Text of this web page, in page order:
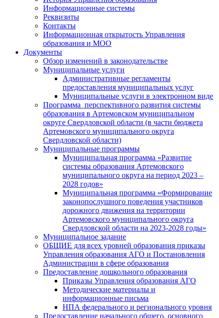
Информационные системы
Реквизиты
Контакты
Информационная открытость Управления
образования и МОО
Документы
Обзор изменений в законодательстве
Муниципальные услуги
Административные регламенты
предоставления муниципальных услуг
Муниципальные услуги в электронном виде
Программа перспективного развития системы
образования в Артемовском муниципальном
округе Свердловской области (в части бюджета
Артемовского муниципального округа
Свердловской области)
Муниципальные программы
Муниципальная программа «Развитие
системы образования Артемовского
муниципального округа на период 2023 –
2028 годов»
Муниципальная программа «Формирование
законопослушного поведения участников
дорожного движения на территории
Артемовского муниципального округа
Свердловской области на 2023-2028 годы»
Муниципальное задание
ОБЩИЕ для всех уровней образования приказы
Управления образования АГО и Постановления
Администрации в сфере образования
Предоставление дошкольного образования
Приказы Управления образования АГО
Методические материалы и
информационные письма
НПА федерального и регионального уровня
Предоставление начального общего, основного